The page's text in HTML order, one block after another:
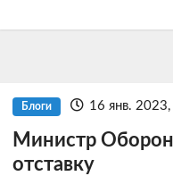
Блоги 16 янв.
Министр
отставку